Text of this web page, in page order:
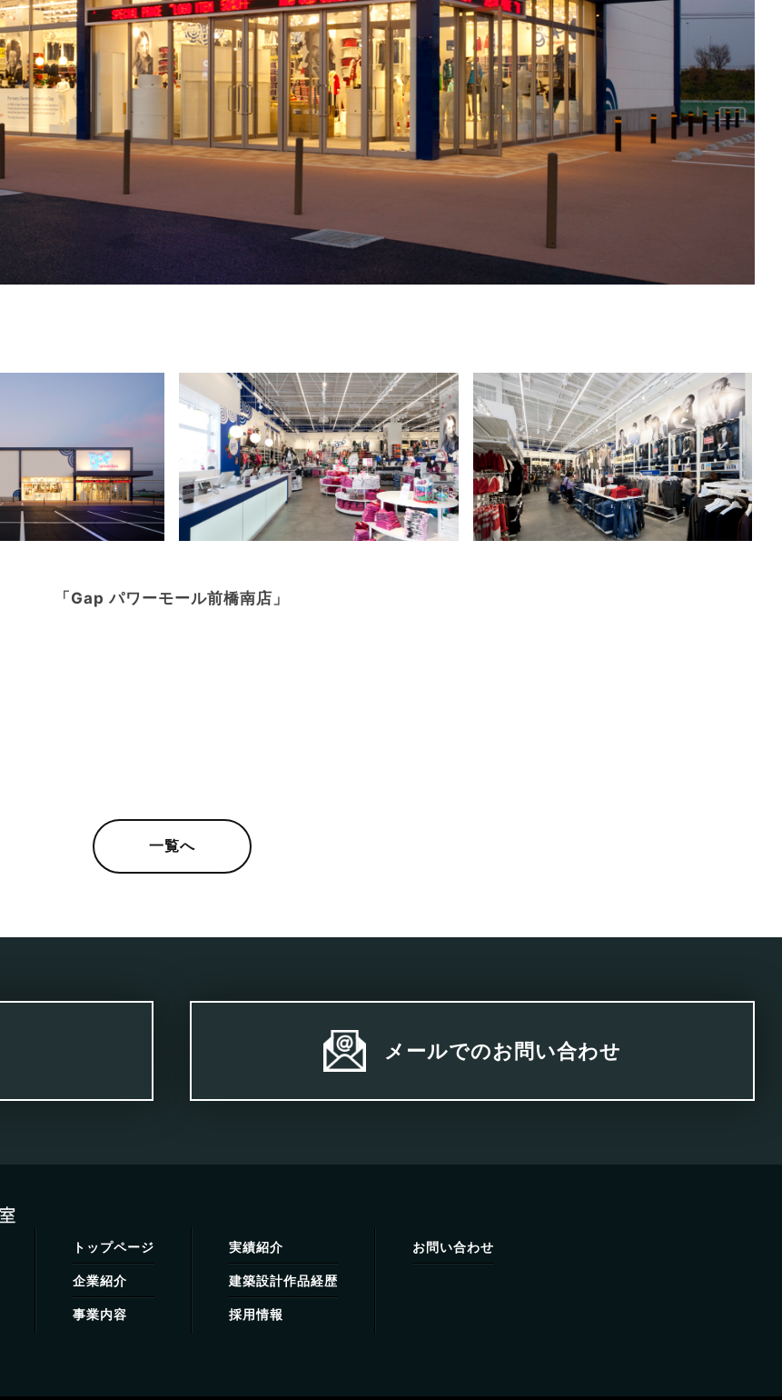
「Gap パワーモール前橋南店」
一覧へ
メールでのお問い合わせ
トップページ
企業紹介
事業内容
実績紹介
建築設計作品経歴
採用情報
お問い合わせ